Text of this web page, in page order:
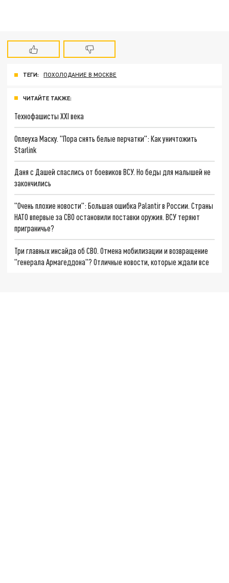
ТЕГИ: ПОХОЛОДАНИЕ В МОСКВЕ
ЧИТАЙТЕ ТАКЖЕ:
Технофашисты XXI века
Оплеуха Маску. "Пора снять белые перчатки": Как уничтожить
Starlink
Даня с Дашей спаслись от боевиков ВСУ. Но беды для малышей не
закончились
"Очень плохие новости": Большая ошибка Palantir в России. Страны
НАТО впервые за СВО остановили поставки оружия. ВСУ теряют
приграничье?
Три главных инсайда об СВО. Отмена мобилизации и возвращение
"генерала Армагеддона"? Отличные новости, которые ждали все